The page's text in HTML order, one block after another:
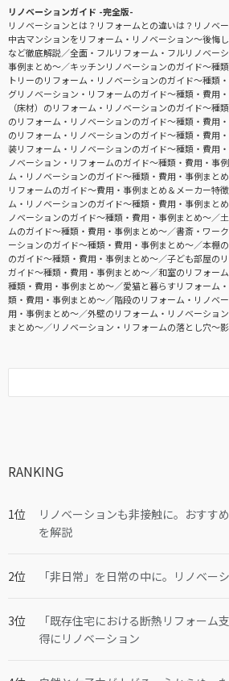
リノベーションガイド -完全版-
リノベーションとは？リフォームとの違いは？リノベ
中古マンションをリフォーム・リノベーション〜後悔
など徹底解説
全面・フルリフォーム・フルリノベー
事例まとめ〜
キッチンリノベーションのガイド〜種
トリーのリフォーム・リノベーションのガイド〜種類
グリノベーション・リフォームのガイド〜種類・費用
（床材）のリフォーム・リノベーションのガイド〜種
のリフォーム・リノベーションのガイド〜種類・費用
のリフォーム・リノベーションのガイド〜種類・費用
装リフォーム・リノベーションのガイド〜種類・費用
ノベーション・リフォームのガイド〜種類・費用・事
ム・リノベーションのガイド〜種類・費用・事例まと
リフォームのガイド〜費用・事例まとめ＆メーカー特
ム・リノベーションのガイド〜種類・費用・事例まと
ノベーションのガイド〜種類・費用・事例まとめ〜
ムのガイド〜種類・費用・事例まとめ〜
書斎・ワー
ーションのガイド〜種類・費用・事例まとめ〜
本棚
のガイド〜種類・費用・事例まとめ〜
子ども部屋の
ガイド〜種類・費用・事例まとめ〜
和室のリフォー
種類・費用・事例まとめ〜
愛猫と暮らすリフォーム
類・費用・事例まとめ〜
階段のリフォーム・リノベ
用・事例まとめ〜
外壁のリフォーム・リノベーショ
まとめ〜
リノベーション・リフォームの落とし穴～
RANKING
リノベーションも非接触に。おすす
を解説
「非日常」を日常の中に。リノベー
「既存住宅における断熱リフォーム
得にリノベーション